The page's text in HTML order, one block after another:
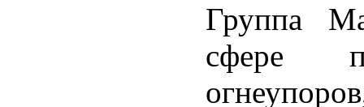
Группа
сфере